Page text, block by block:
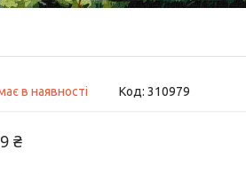
в наявності Код: 310979
₴